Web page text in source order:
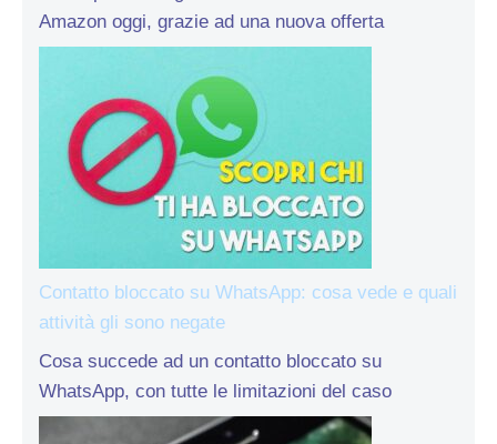
Amazon oggi, grazie ad una nuova offerta
Contatto bloccato su WhatsApp: cosa vede e quali
attività gli sono negate
Cosa succede ad un contatto bloccato su
WhatsApp, con tutte le limitazioni del caso